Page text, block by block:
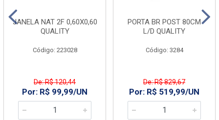
JANELA NAT 2F 0,60X0,60
QUALITY
Código: 223028
De: R$ 120,44
Por: R$ 99,99/UN
PORTA BR POST 80CM
L/D QUALITY
Código: 3284
De: R$ 829,67
Por: R$ 519,99/UN